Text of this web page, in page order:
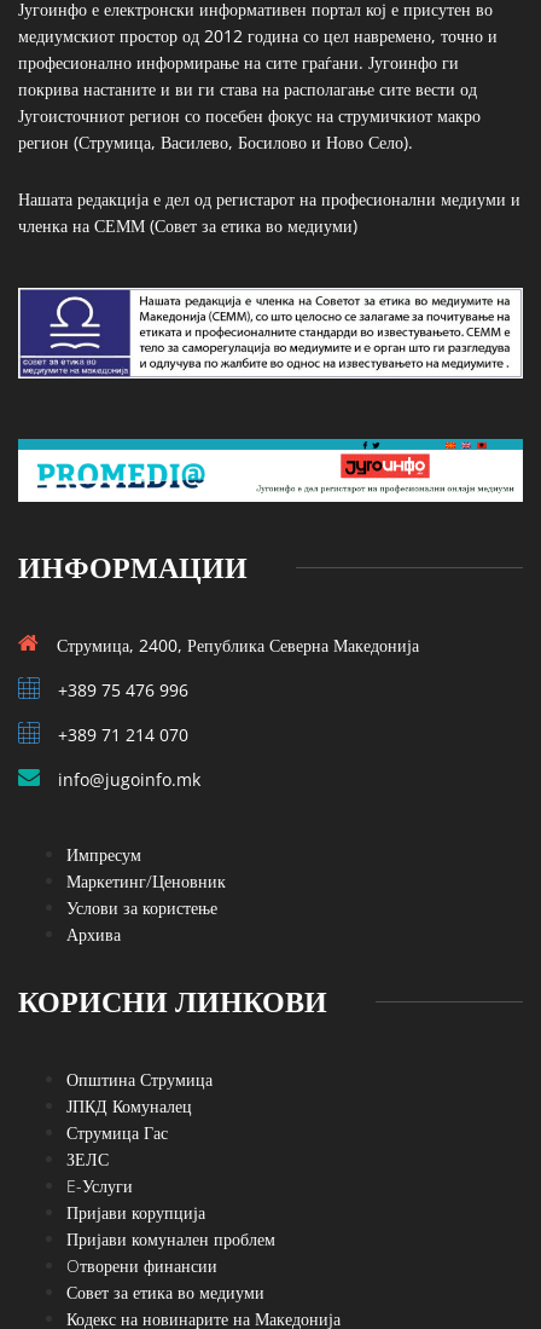
Југоинфо е електронски информативен портал кој е присутен во
медиумскиот простор од 2012 година со цел навремено, точно и
професионално информирање на сите граѓани. Југоинфо ги
покрива настаните и ви ги става на располагање сите вести од
Југоисточниот регион со посебен фокус на струмичкиот макро
регион (Струмица, Василево, Босилово и Ново Село).
Нашата редакција е дел од регистарот на професионални медиуми и
членка на СЕММ (Совет за етика во медиуми)
ИНФОРМАЦИИ
Струмица, 2400, Република Северна Македонија
+389 75 476 996
+389 71 214 070
info@jugoinfo.mk
Импресум
Маркетинг/Ценовник
Услови за користење
Архива
КОРИСНИ ЛИНКОВИ
Општина Струмица
ЈПКД Комуналец
Струмица Гас
ЗЕЛС
E-Услуги
Пријави корупција
Пријави комунален проблем
Oтворени финансии
Совет за етика во медиуми
Кодекс на новинарите на Македонија